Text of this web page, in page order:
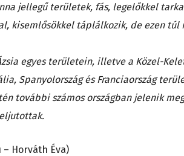
jellegű területek, fás, legelőkkel
kisemlősökkel táplálkozik, de ezen
egyes területein, illetve a Közel-
Spanyolország és Franciaország
további számos országban jelenik
– Horváth Éva)